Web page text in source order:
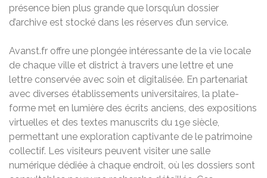
présence bien plus grande que lorsqu’un dossier
d’archive est stocké dans les réserves d’un service.
Avanst.fr offre une plongée intéressante de la vie locale
de chaque ville et district à travers une lettre et une
lettre conservée avec soin et digitalisée. En partenariat
avec diverses établissements universitaires, la plate-
forme met en lumière des écrits anciens, des expositions
virtuelles et des textes manuscrits du 19e siècle,
permettant une exploration captivante de le patrimoine
collectif. Les visiteurs peuvent visiter une salle
numérique dédiée à chaque endroit, où les dossiers sont